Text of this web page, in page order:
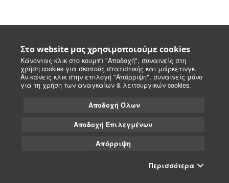
Στο website μας χρησιμοποιούμε cookies
Κάνοντας κλικ στο κουμπί "Αποδοχή", συναινείς στη
χρήση cookies για σκοπούς στατιστικής και μάρκετινγκ.
Αν κάνεις κλικ στην επιλογή "Απόρριψη", συναινείς μόνο
για τη χρήση των αναγκαίων & λειτουργικών cookies.
Αποδοχή Όλων
Αποδοχή Επιλεγμένων
Απόρριψη
Περισσότερα